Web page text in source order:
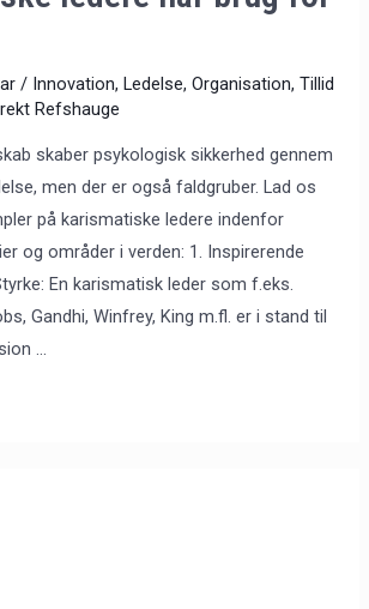
/ Innovation,Ledelse,Organisation,Tillid
Refshauge
skaber psykologisk sikkerhed gennem
men der er også faldgruber. Lad os
på karismatiske ledere indenfor
og områder i verden: 1. Inspirerende
En karismatisk leder som f.eks.
Gandhi, Winfrey, King m.fl. er i stand til
…